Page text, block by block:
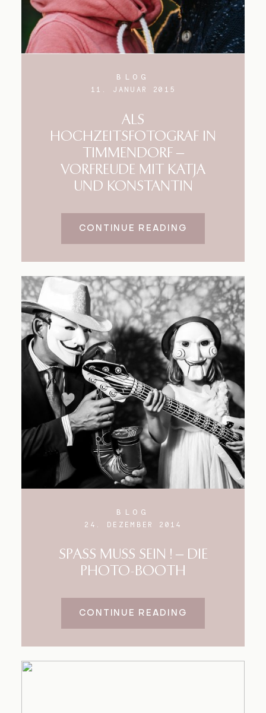
BLOG
11. JANUAR 2015
ALS
HOCHZEITSFOTOGRAF IN
TIMMENDORF –
VORFREUDE MIT KATJA
UND KONSTANTIN
CONTINUE READING
BLOG
24. DEZEMBER 2014
SPASS MUSS SEIN ! – DIE
PHOTO-BOOTH
CONTINUE READING